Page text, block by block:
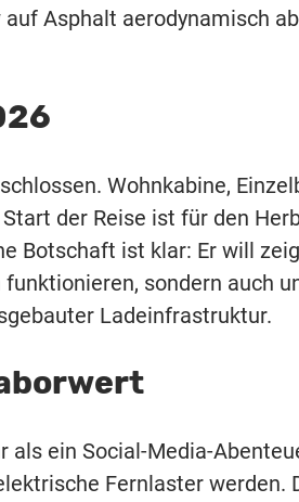
Asphalt aerodynamisch
Wohnkabine,
der Reise ist für den
Botschaft ist klar: Er will
sondern auch
Ladeinfrastruktur.
ein Social-Media-
Fernlaster